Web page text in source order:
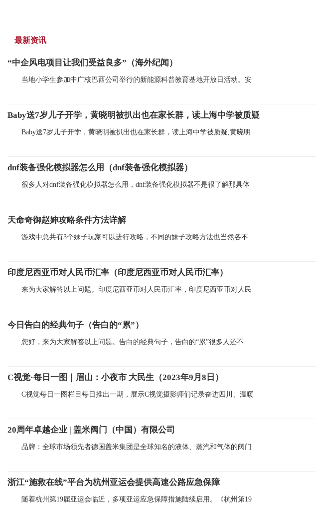
最新资讯
“中企风电项目让我们受益良多”（海外纪闻）
当地小学生参加中广核巴西公司举行的新能源科普教育基地开放日活动。安
Baby送7岁儿子开学，黄晓明被扒出也在家长群，读上海中学被质疑
Baby送7岁儿子开学，黄晓明被扒出也在家长群，读上海中学被质疑,黄晓明
dnf装备强化模拟器怎么用（dnf装备强化模拟器）
很多人对dnf装备强化模拟器怎么用，dnf装备强化模拟器不是很了解那具体
天命奇御赵妽攻略条件方法详解
游戏中总共有3个妹子玩家可以进行攻略，不同的妹子攻略方法也当然各不
印度尼西亚币对人民币汇率（印度尼西亚币对人民币汇率）
来为大家解答以上问题。印度尼西亚币对人民币汇率，印度尼西亚币对人民
今日告白的经典句子（告白的“累”）
您好，来为大家解答以上问题。告白的经典句子，告白的“累”很多人还不
C视觉·每日一图｜眉山：小夜市 大民生（2023年9月8日）
C视觉每日一图栏目每日推出一期，展示C视觉摄影师们记录奋进四川、温暖
20周年卓越企业 | 盖米阀门（中国）有限公司
品牌：全球市场领先者德国盖米集团是全球知名的液体、蒸汽和气体的阀门
浙江“施救在线”平台为杭州亚运会提供高速公路应急保障
随着杭州第19届亚运会临近，多项亚运应急保障措施陆续启用。《杭州第19